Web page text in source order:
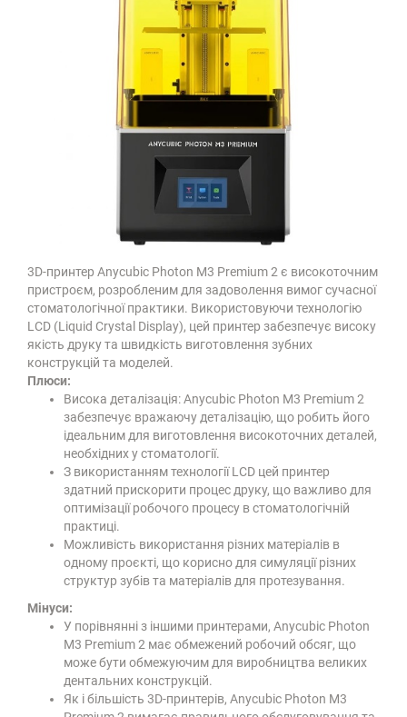
3D-принтер Anycubic Photon M3 Premium 2 є високоточним
пристроєм, розробленим для задоволення вимог сучасної
стоматологічної практики. Використовуючи технологію
LCD (Liquid Crystal Display), цей принтер забезпечує високу
якість друку та швидкість виготовлення зубних
конструкцій та моделей.
Плюси:
Висока деталізація: Anycubic Photon M3 Premium 2
забезпечує вражаючу деталізацію, що робить його
ідеальним для виготовлення високоточних деталей,
необхідних у стоматології.
З використанням технології LCD цей принтер
здатний прискорити процес друку, що важливо для
оптимізації робочого процесу в стоматологічній
практиці.
Можливість використання різних матеріалів в
одному проєкті, що корисно для симуляції різних
структур зубів та матеріалів для протезування.
Мінуси:
У порівнянні з іншими принтерами, Anycubic Photon
M3 Premium 2 має обмежений робочий обсяг, що
може бути обмежуючим для виробництва великих
дентальних конструкцій.
Як і більшість 3D-принтерів, Anycubic Photon M3